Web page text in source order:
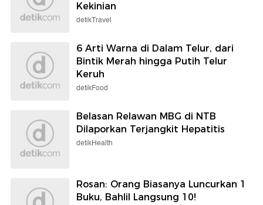
Kekinian
detikTravel
6 Arti Warna di Dalam Telur, dari
Bintik Merah hingga Putih Telur
Keruh
detikFood
Belasan Relawan MBG di NTB
Dilaporkan Terjangkit Hepatitis
detikHealth
Rosan: Orang Biasanya Luncurkan 1
Buku, Bahlil Langsung 10!